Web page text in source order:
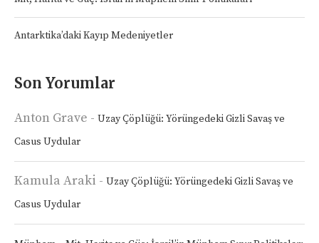
Antarktika’daki Kayıp Medeniyetler
Son Yorumlar
Anton Grave - Uzay Çöplüğü: Yörüngedeki Gizli Savaş ve
Casus Uydular
Kamula Araki - Uzay Çöplüğü: Yörüngedeki Gizli Savaş ve
Casus Uydular